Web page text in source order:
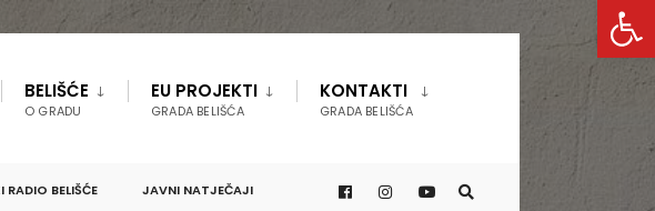
BELIŠĆE
O GRADU
EU PROJEKTI
GRADA BELIŠĆA
KONTAKTI
GRADA BELIŠĆA
RADIO BELIŠĆE JAVNI NATJEČAJI